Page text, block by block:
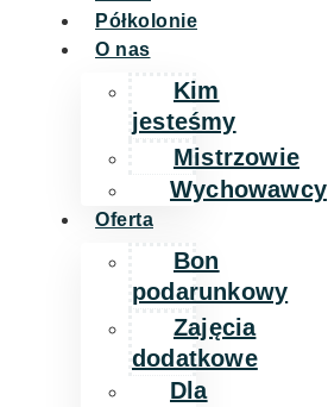
Półkolonie
O nas
Kim
jesteśmy
Mistrzowie
Wychowawcy
Oferta
Bon
podarunkowy
Zajęcia
dodatkowe
Dla